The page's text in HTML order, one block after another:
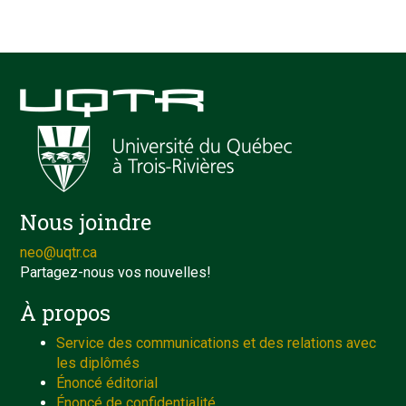
Nous joindre
neo@uqtr.ca
Partagez-nous vos nouvelles!
À propos
Service des communications et des relations avec
les diplômés
Énoncé éditorial